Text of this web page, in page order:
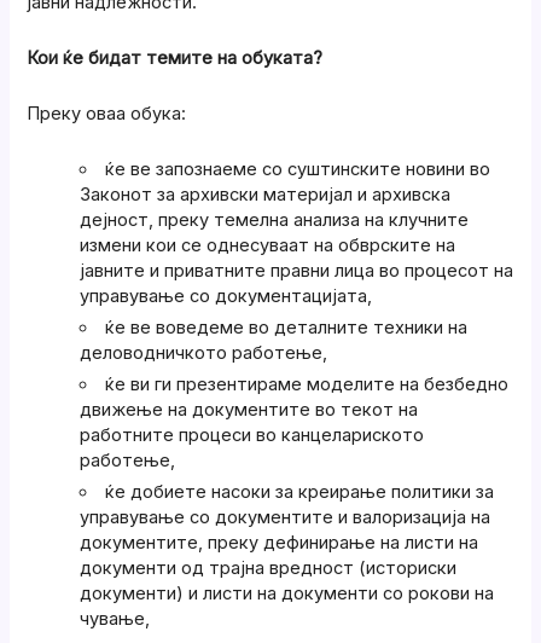
Кои ќе бидат темите на обуката?
Преку оваа обука:
ќе ве запознаеме со суштинските новини во
Законот за архивски материјал и архивска
дејност, преку темелна анализа на клучните
измени кои се однесуваат на обврските на
јавните и приватните правни лица во процесот на
управување со документацијата,
ќе ве воведеме во деталните техники на
деловодничкото работење,
ќе ви ги презентираме моделите на безбедно
движење на документите во текот на
работните процеси во канцелариското
работење,
ќе добиете насоки за креирање политики за
управување со документите и валоризација на
документите, преку дефинирање на листи на
документи од трајна вредност (историски
документи) и листи на документи со рокови на
чување,